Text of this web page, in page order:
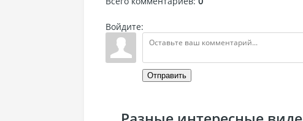
Войдите:
Отправить